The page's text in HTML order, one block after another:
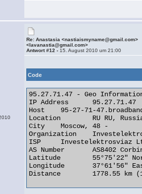
Re: Anastasia <nastiaismyname@gmail.com>
<lavanastia@gmail.com>
Antwort #12 - 15. August 2010 um 21:00
Code
95.27.71.47 - Geo
IP Address 	95.27.71.47
Host 	95-27-71-47.broadband.corbina.ru
Location 	RU RU, Russian Federation
City 	Moscow, 48 -
Organization 	Investelektrosviaz Ltd.
ISP 	Investelektrosviaz Ltd.
AS Number 	AS8402 Corbina Telecom
Latitude 	55°75'22" North
Longitude 	37°61'56" East
Distance 	1778.55 km (1105.14 miles)